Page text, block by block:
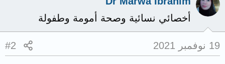
أخصائي نسائية وصحة أمومة وطفولة
19 نوفمبر 2021 #2